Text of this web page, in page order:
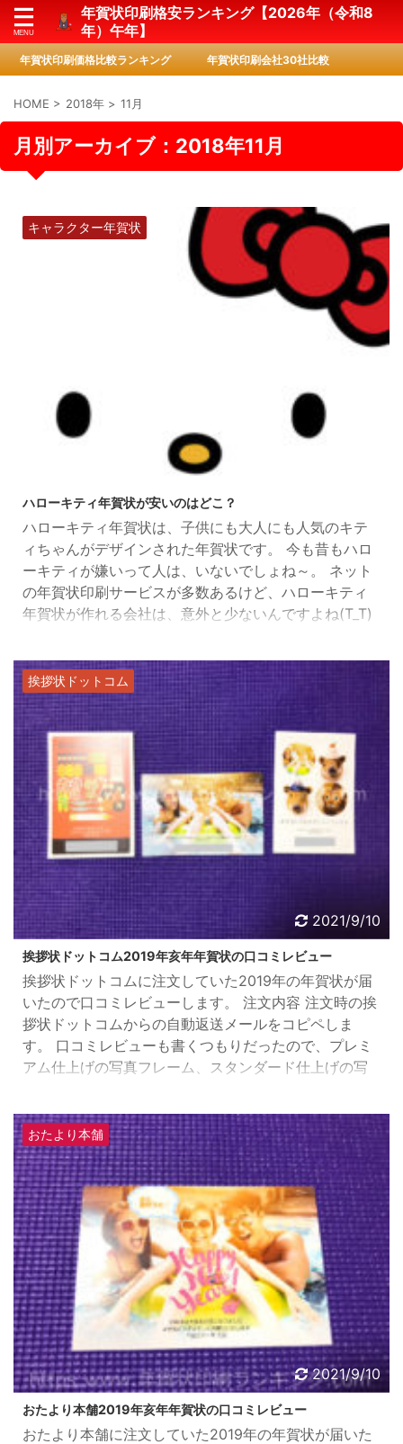
年賀状印刷格安ランキング【2026年（令和8
年）午年】
年賀状印刷価格比較ランキング 年賀状印刷会社30社比較
HOME > 2018年 > 11月
月別アーカイブ：2018年11月
キャラクター年賀状
ハローキティ年賀状が安いのはどこ？
ハローキティ年賀状は、子供にも大人にも人気のキテ
ィちゃんがデザインされた年賀状です。 今も昔もハロ
ーキティが嫌いって人は、いないでしょね～。 ネット
の年賀状印刷サービスが多数あるけど、ハローキティ
年賀状が作れる会社は、意外と少ないんですよね(T_T)
キャラクター使用料、名前の使用料とか色々な事情が
きっとあるんでしょうね～。 私がいろいろ探して見つ
けたのが、カードボックスです。 デザインもキティち
ゃんだけのものやキティちゃんとオリジナル写真をは
め込むことが可 ...
挨拶状ドットコム
2021/9/10
挨拶状ドットコム2019年亥年年賀状の口コミレビュー
挨拶状ドットコムに注文していた2019年の年賀状が届
いたので口コミレビューします。 注文内容 注文時の挨
拶状ドットコムからの自動返送メールをコピペしま
す。 口コミレビューも書くつもりだったので、プレミ
アム仕上げの写真フレーム、スタンダード仕上げの写
以下の内容でご注文を承りました。
====================================
============================== 配送グ
ループ1 注文番号：G18018002 ...
おたより本舗
2021/9/10
おたより本舗2019年亥年年賀状の口コミレビュー
おたより本舗に注文していた2019年の年賀状が届いた